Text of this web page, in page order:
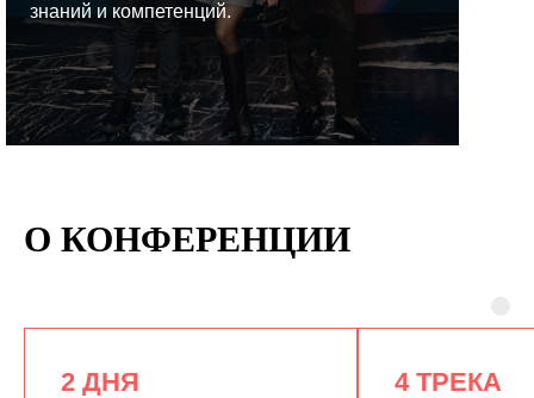
знаний и компетенций.
О КОНФЕРЕНЦИИ
2 ДНЯ 4 ТРЕКА
КУПИТЬ ЗАПИСИ